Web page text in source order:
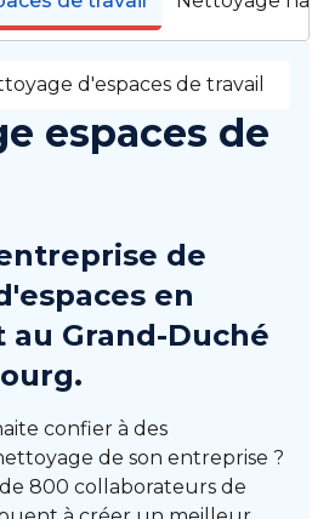
d'espaces de travail
espaces de
de
en
au Grand-Duché
confier à des
de son entreprise ?
800 collaborateurs de